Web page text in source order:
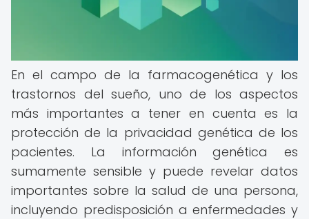
En el campo de la farmacogenética y los
trastornos del sueño, uno de los aspectos
más importantes a tener en cuenta es la
protección de la privacidad genética de los
pacientes. La información genética es
sumamente sensible y puede revelar datos
importantes sobre la salud de una persona,
incluyendo predisposición a enfermedades y